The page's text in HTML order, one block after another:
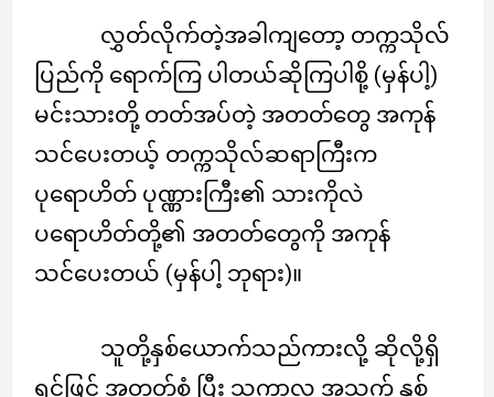
လွှတ်လိုက်တဲ့အခါကျတော့ တက္ကသိုလ်
ပြည်ကို ရောက်ကြ ပါတယ်ဆိုကြပါစို့ (မှန်ပါ့)
မင်းသားတို့ တတ်အပ်တဲ့ အတတ်တွေ အကုန်
သင်ပေးတယ့် တက္ကသိုလ်ဆရာကြီးက
ပုရောဟိတ် ပုဏ္ဏားကြီး၏ သားကိုလဲ
ပရောဟိတ်တို့၏ အတတ်တွေကို အကုန်
သင်ပေးတယ် (မှန်ပါ့ ဘုရား)။
သူတို့နှစ်ယောက်သည်ကားလို့ ဆိုလို့ရှိ
ရင်ဖြင့် အတတ်စုံ ပြီး သကာလ အသက် နှစ်